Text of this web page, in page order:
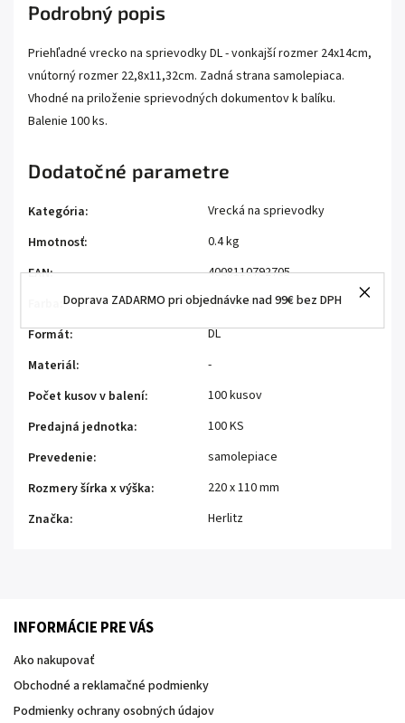
Doprava ZADARMO pri objednávke nad 99€ bez DPH
Podrobný popis
Priehľadné vrecko na sprievodky DL - vonkajší rozmer 24x14cm,
vnútorný rozmer 22,8x11,32cm. Zadná strana samolepiaca.
Vhodné na priloženie sprievodných dokumentov k balíku.
Balenie 100 ks.
Dodatočné parametre
Kategória:
Vrecká na sprievodky
Hmotnosť:
0.4 kg
EAN:
4008110792705
červená
Formát:
DL
Materiál:
-
Počet kusov v balení:
100 kusov
Predajná jednotka:
100 KS
Prevedenie:
samolepiace
Rozmery šírka x výška:
220 x 110 mm
Značka: Herlitz
INFORMÁCIE PRE VÁS
Ako nakupovať
Obchodné a reklamačné podmienky
Podmienky ochrany osobných údajov